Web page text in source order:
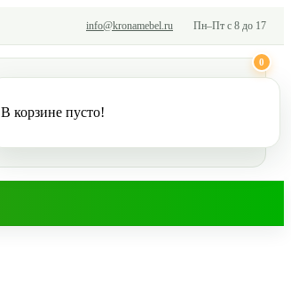
info@kronamebel.ru Пн–Пт с 8 до 17
0
В корзине пусто!